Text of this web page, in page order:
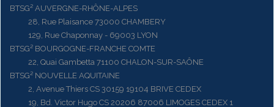
BTSG² AUVERGNE-RHÔNE-ALPES
28, Rue Plaisance 73000 CHAMBERY
129, Rue Chaponnay - 69003 LYON
BTSG² BOURGOGNE-FRANCHE COMTE
22, Quai Gambetta 71100 CHALON-SUR-SAÔNE
BTSG² NOUVELLE AQUITAINE
2, Avenue Thiers CS 30159 19104 BRIVE CEDEX
19, Bd. Victor Hugo CS 20206 87006 LIMOGES CEDEX 1